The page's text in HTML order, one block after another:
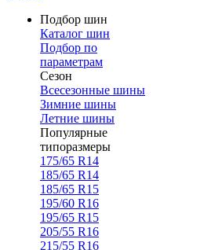
Подбор шин
Каталог шин
Подбор по
параметрам
Сезон
Всесезонные шины
Зимние шины
Летние шины
Популярные
типоразмеры
175/65 R14
185/65 R14
185/65 R15
195/60 R16
195/65 R15
205/55 R16
215/55 R16